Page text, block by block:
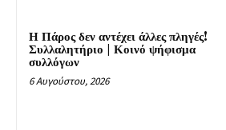
Η Πάρος δεν αντέχει άλλες πληγές!
Συλλαλητήριο | Κοινό ψήφισμα
συλλόγων
6 Αυγούστου, 2026